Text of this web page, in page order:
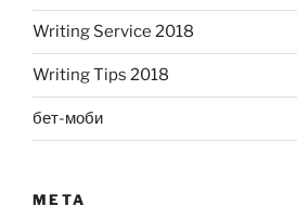
Writing Service 2018
Writing Tips 2018
бет-моби
META